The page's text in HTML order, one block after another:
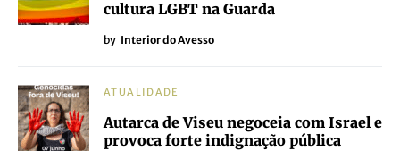
cultura LGBT na Guarda
by Interior do Avesso
ATUALIDADE
Autarca de Viseu negoceia com Israel e
provoca forte indignação pública